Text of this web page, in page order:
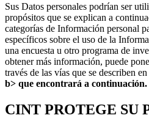
Sus Datos personales podrían ser
propósitos que se explican a
categorías de Información personal
específicos sobre el uso de la
una encuesta u otro programa de
obtener más información, puede
través de las vías que se describen
b> que encontrará a continuación.
CINT PROTEGE SU